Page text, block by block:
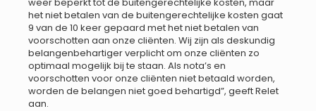
het niet betalen van de buitengerechtelijke kosten gaat
9 van de 10 keer gepaard met het niet betalen van
voorschotten aan onze cliënten. Wij zijn als deskundig
belangenbehartiger verplicht om onze cliënten zo
optimaal mogelijk bij te staan. Als nota’s en
voorschotten voor onze cliënten niet betaald worden,
worden de belangen niet goed behartigd”, geeft Relet
aan.